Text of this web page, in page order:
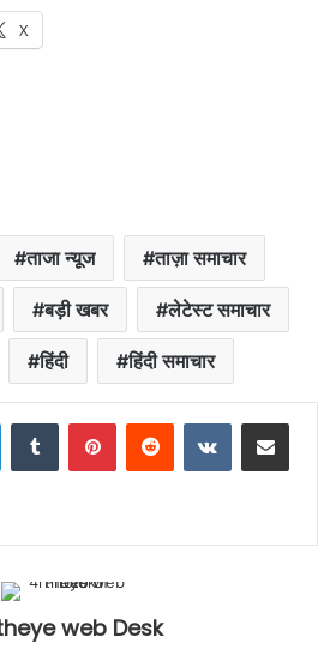
X
ताजा न्यूज ताज़ा समाचार
बड़ी खबर लेटेस्ट समाचार
हिंदी हिंदी समाचार
LinkedInTumblr PinterestReddit VKontakteShare via Email
web Desk